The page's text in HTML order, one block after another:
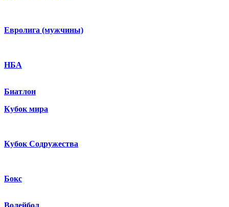
Евролига (мужчины)
НБА
Биатлон
Кубок мира
Кубок Содружества
Бокс
Волейбол